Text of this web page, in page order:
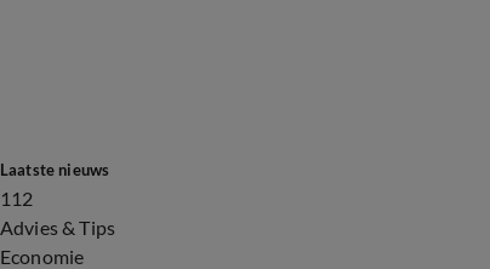
Laatste nieuws
112
Advies & Tips
Economie